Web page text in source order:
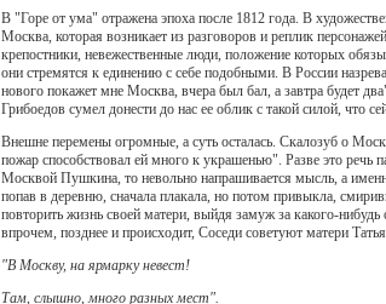
В "Горе от ума" отражена эпоха после 1812 года. В
Москва, которая возникает из разговоров и реплик
крепостники, невежественные люди, положение которых
они стремятся к единению с себе подобными. В России
нового покажет мне Москва, вчера был бал, а завтра будет
Грибоедов сумел донести до нас ее облик с такой силой, что
Внешне перемены огромные, а суть осталась. Скалозуб о
пожар способствовал ей много к украшенью". Разве это
Москвой Пушкина, то невольно напрашивается мысль, а
попав в деревню, сначала плакала, но потом привыкла,
повторить жизнь своей матери, выйдя замуж за какого-
впрочем, позднее и происходит, Соседи советуют матери
"В Москву, на ярмарку невест!
Там, слышно, много разных мест".